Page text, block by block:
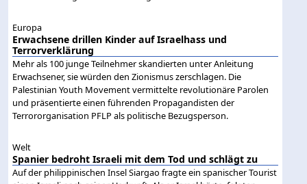
Europa
Erwachsene drillen Kinder auf Israelhass und
Terrorverklärung
Mehr als 100 junge Teilnehmer skandierten unter Anleitung
Erwachsener, sie würden den Zionismus zerschlagen. Die
Palestinian Youth Movement vermittelte revolutionäre Parolen
und präsentierte einen führenden Propagandisten der
Terrororganisation PFLP als politische Bezugsperson.
Welt
Spanier bedroht Israeli mit dem Tod und schlägt zu
Auf der philippinischen Insel Siargao fragte ein spanischer Tourist